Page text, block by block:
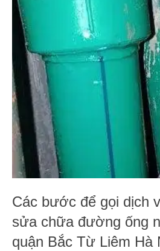
Các bước để gọi dịch
sửa chữa đường ống
quận Bắc Từ Liêm Hà